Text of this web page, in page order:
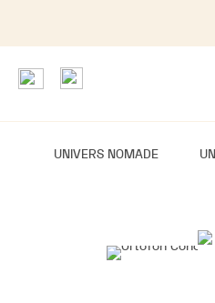
UNIVERS NOMADE